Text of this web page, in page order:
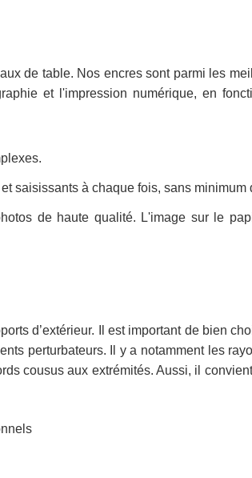
de table. Nos encres sont parmi les
et l'impression numérique, en
saisissants à chaque fois, sans minimum
de haute qualité. L'image sur le
d’extérieur. Il est important de bien
perturbateurs. Il y a notamment les
cousus aux extrémités. Aussi, il